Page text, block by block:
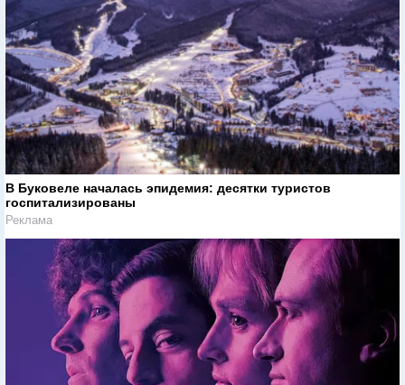
В Буковеле началась эпидемия: десятки туристов
госпитализированы
Реклама